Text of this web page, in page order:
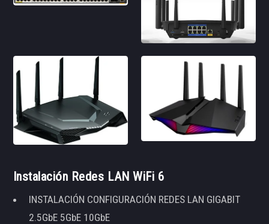
Instalación Redes LAN WiFi 6
INSTALACIÓN CONFIGURACIÓN REDES LAN GIGABIT
2.5GbE 5GbE 10GbE